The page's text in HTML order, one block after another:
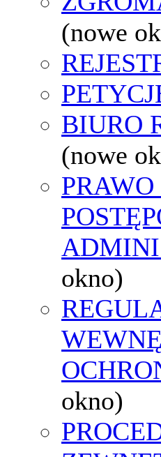
(nowe
BIURO
(nowe
okno)
okno)